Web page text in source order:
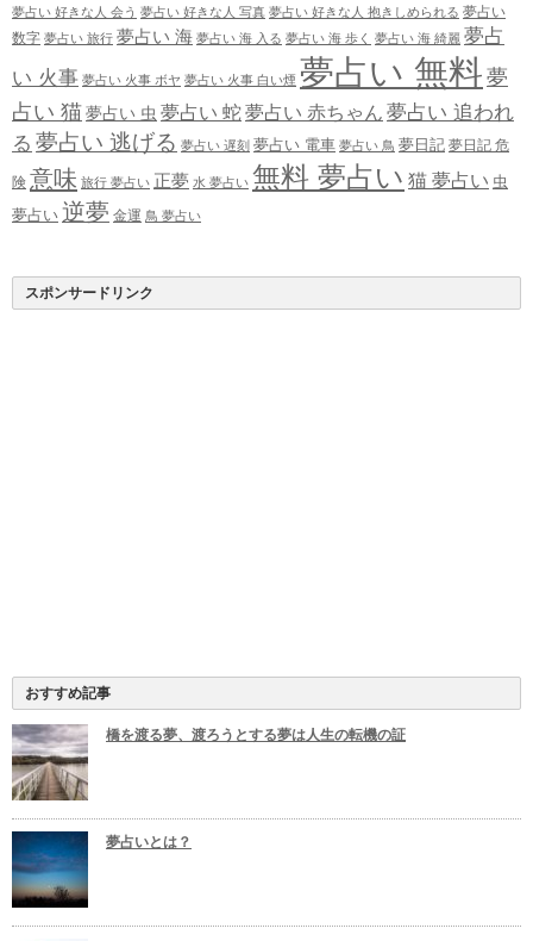
夢占い 好きな人 会う 夢占い 好きな人 写真 夢占い 好きな人 抱きしめられる 夢占い
数字 夢占い 旅行 夢占い 海 夢占い 海 入る 夢占い 海 歩く 夢占い 海 綺麗 夢占
い 火事 夢占い 火事 ボヤ 夢占い 火事 白い煙 夢占い 無料 夢
占い 猫夢占い 虫 夢占い 蛇夢占い 赤ちゃん 夢占い 追われ
る 夢占い 逃げる 夢占い 遅刻 夢占い 電車 夢占い 鳥 夢日記 夢日記 危
険 意味 旅行 夢占い 正夢 水 夢占い 無料 夢占い 猫 夢占い 虫
夢占い 逆夢 金運 鳥 夢占い
スポンサードリンク
おすすめ記事
橋を渡る夢、渡ろうとする夢は人生の転機の証
夢占いとは？